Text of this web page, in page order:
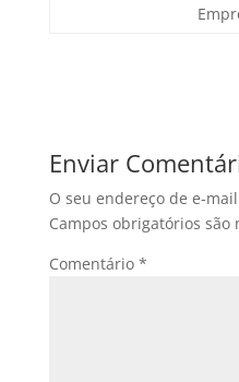
Enviar
O seu endereço de e-
Campos obrigatórios são
Comentário *